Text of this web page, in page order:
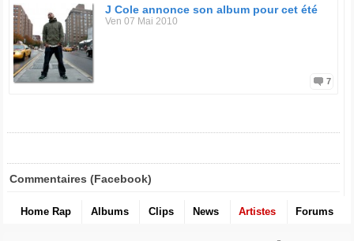
J Cole annonce son album pour cet été
Ven 07 Mai 2010
7
Commentaires (Facebook)
Home Rap Albums Clips News Artistes Forums